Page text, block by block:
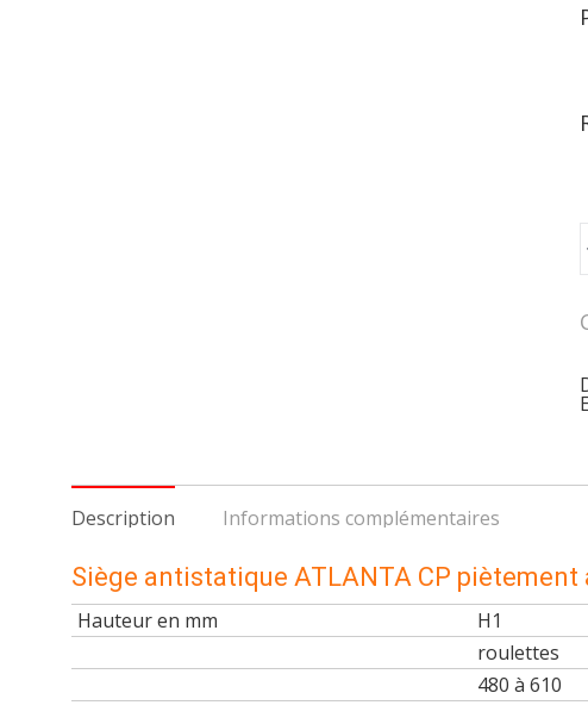
Description Informations complémentaires
Siège antistatique ATLANTA CP
Hauteur en mm H1
roulettes
480 à 610